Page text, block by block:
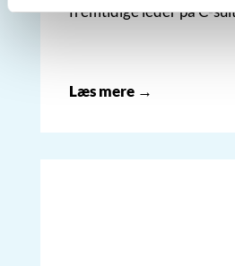
fremtidige leder på C-
Læs mere →